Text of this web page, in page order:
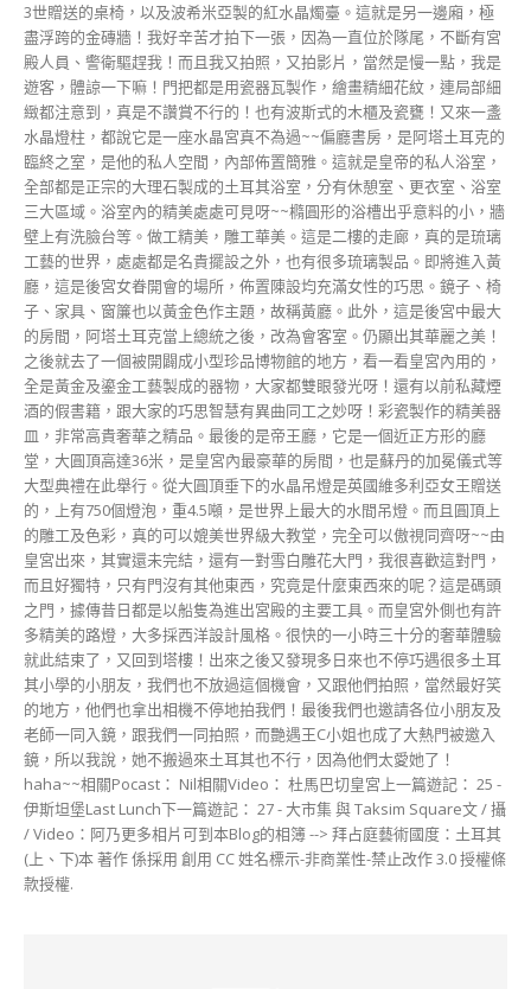
3世贈送的桌椅，以及波希米亞製的紅水晶燭臺。這就是另一邊廂，極
盡浮跨的金磚牆！我好辛苦才拍下一張，因為一直位於隊尾，不斷有宮
殿人員、警衛驅趕我！而且我又拍照，又拍影片，當然是慢一點，我是
遊客，體諒一下嘛！門把都是用瓷器瓦製作，繪畫精細花紋，連局部細
緻都注意到，真是不讚賞不行的！也有波斯式的木櫃及瓷甕！又來一盞
水晶燈柱，都說它是一座水晶宮真不為過~~偏廳書房，是阿塔土耳克的
臨終之室，是他的私人空間，內部佈置簡雅。這就是皇帝的私人浴室，
全部都是正宗的大理石製成的土耳其浴室，分有休憩室、更衣室、浴室
三大區域。浴室內的精美處處可見呀~~橢圓形的浴槽出乎意料的小，牆
壁上有洗臉台等。做工精美，雕工華美。這是二樓的走廊，真的是琉璃
工藝的世界，處處都是名貴擺設之外，也有很多琉璃製品。即將進入黃
廳，這是後宮女眷開會的場所，佈置陳設均充滿女性的巧思。鏡子、椅
子、家具、窗簾也以黃金色作主題，故稱黃廳。此外，這是後宮中最大
的房間，阿塔土耳克當上總統之後，改為會客室。仍顯出其華麗之美！
之後就去了一個被開闢成小型珍品博物館的地方，看一看皇宮內用的，
全是黃金及鎏金工藝製成的器物，大家都雙眼發光呀！還有以前私藏煙
酒的假書籍，跟大家的巧思智慧有異曲同工之妙呀！彩瓷製作的精美器
皿，非常高貴奢華之精品。最後的是帝王廳，它是一個近正方形的廳
堂，大圓頂高達36米，是皇宮內最豪華的房間，也是蘇丹的加冕儀式等
大型典禮在此舉行。從大圓頂垂下的水晶吊燈是英國維多利亞女王贈送
的，上有750個燈泡，重4.5噸，是世界上最大的水間吊燈。而且圓頂上
的雕工及色彩，真的可以媲美世界級大教堂，完全可以傲視同齊呀~~由
皇宮出來，其實還未完結，還有一對雪白雕花大門，我很喜歡這對門，
而且好獨特，只有門沒有其他東西，究竟是什麼東西來的呢？這是碼頭
之門，據傳昔日都是以船隻為進出宮殿的主要工具。而皇宮外側也有許
多精美的路燈，大多採西洋設計風格。很快的一小時三十分的奢華體驗
就此結束了，又回到塔樓！出來之後又發現多日來也不停巧遇很多土耳
其小學的小朋友，我們也不放過這個機會，又跟他們拍照，當然最好笑
的地方，他們也拿出相機不停地拍我們！最後我們也邀請各位小朋友及
老師一同入鏡，跟我們一同拍照，而艷遇王C小姐也成了大熱門被邀入
鏡，所以我說，她不搬過來土耳其也不行，因為他們太愛她了！
haha~~相關Pocast： Nil相關Video： 杜馬巴切皇宮上一篇遊記： 25 -
伊斯坦堡Last Lunch下一篇遊記： 27 - 大市集 與 Taksim Square文 / 攝
/ Video：阿乃更多相片可到本Blog的相簿 --> 拜占庭藝術國度：土耳其
(上、下)本 著作 係採用 創用 CC 姓名標示-非商業性-禁止改作 3.0 授權條
款授權.